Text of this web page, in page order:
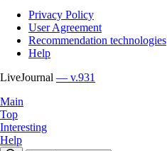
Privacy Policy
User Agreement
Recommendation technologies
Help
LiveJournal — v.931
Main
Top
Interesting
Help